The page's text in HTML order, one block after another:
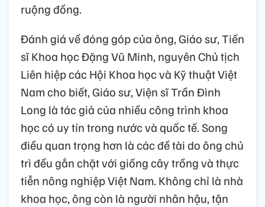
ruộng đồng.
Đánh giá về đóng góp của ông, Giáo sư, Tiến
sĩ Khoa học Đặng Vũ Minh, nguyên Chủ tịch
Liên hiệp các Hội Khoa học và Kỹ thuật Việt
Nam cho biết, Giáo sư, Viện sĩ Trần Đình
Long là tác giả của nhiều công trình khoa
học có uy tín trong nước và quốc tế. Song
điều quan trọng hơn là các đề tài do ông chủ
trì đều gắn chặt với giống cây trồng và thực
tiễn nông nghiệp Việt Nam. Không chỉ là nhà
khoa học, ông còn là người nhân hậu, tận